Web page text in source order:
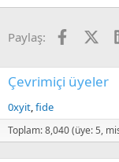
Paylaş: X
Çevrimiçi üyeler
0xyit fide
Toplam: 8,040 (üye: 5,